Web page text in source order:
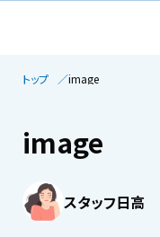
トップ image
image
スタッフ日高